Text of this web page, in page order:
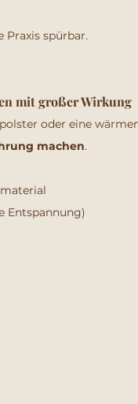
Praxis spürbar.
mit großer Wirkung
oder eine
machen.
Entspannung)